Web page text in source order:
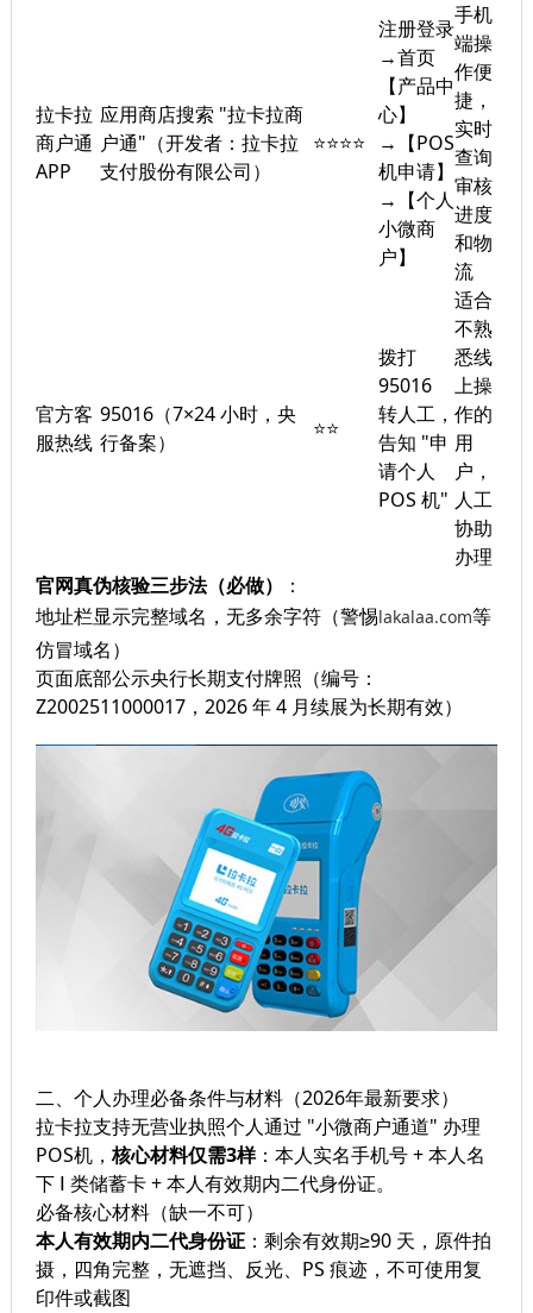
拉卡拉
商户通
APP
应用商店搜索 "拉卡拉商
户通"（开发者：拉卡拉
支付股份有限公司）
⭐⭐⭐⭐
注册登录
→首页
【产品中
心】
→【POS
机申请】
→【个人
小微商
户】
手机
端操
作便
捷，
实时
查询
审核
进度
和物
流
官方客
服热线
95016（7×24 小时，央
行备案）
⭐⭐
拨打
95016
转人工，
告知 "申
请个人
POS 机"
适合
不熟
悉线
上操
作的
用
户，
人工
协助
办理
官网真伪核验三步法（必做）
：
地址栏显示完整域名，无多余字符（警惕lakalaa.com等
仿冒域名）
页面底部公示央行长期支付牌照（编号：
Z2002511000017，2026 年 4 月续展为长期有效）
二、个人办理必备条件与材料（2026年最新要求）
拉卡拉支持无营业执照个人通过 "小微商户通道" 办理
POS机， 核心材料仅需3样：本人实名手机号 + 本人名
下 Ⅰ 类储蓄卡 + 本人有效期内二代身份证。
必备核心材料（缺一不可）
本人有效期内二代身份证：剩余有效期≥90 天，原件拍
摄，四角完整，无遮挡、反光、PS 痕迹，不可使用复
印件或截图